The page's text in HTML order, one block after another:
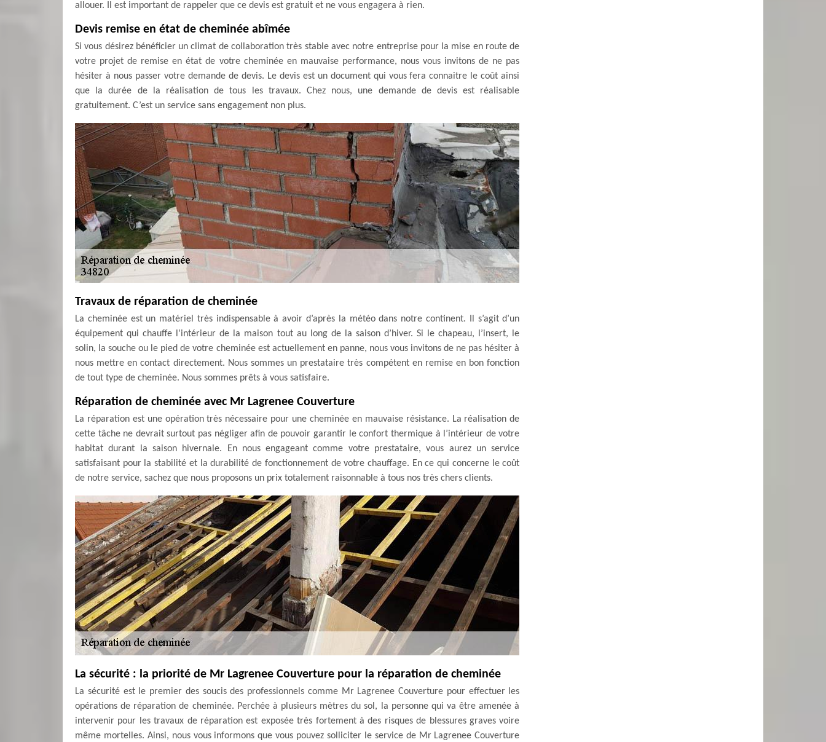
allouer. Il est important de rappeler que ce devis est gratuit et ne vous engagera à rien.
Devis remise en état de cheminée abîmée
Si vous désirez bénéficier un climat de collaboration très stable avec notre entreprise pour la mise en route de
votre projet de remise en état de votre cheminée en mauvaise performance, nous vous invitons de ne pas
hésiter à nous passer votre demande de devis. Le devis est un document qui vous fera connaitre le coût ainsi
que la durée de la réalisation de tous les travaux. Chez nous, une demande de devis est réalisable
gratuitement. C’est un service sans engagement non plus.
Travaux de réparation de cheminée
La cheminée est un matériel très indispensable à avoir d’après la météo dans notre continent. Il s’agit d’un
équipement qui chauffe l’intérieur de la maison tout au long de la saison d’hiver. Si le chapeau, l’insert, le
solin, la souche ou le pied de votre cheminée est actuellement en panne, nous vous invitons de ne pas hésiter à
nous mettre en contact directement. Nous sommes un prestataire très compétent en remise en bon fonction
de tout type de cheminée. Nous sommes prêts à vous satisfaire.
Réparation de cheminée avec Mr Lagrenee Couverture
La réparation est une opération très nécessaire pour une cheminée en mauvaise résistance. La réalisation de
cette tâche ne devrait surtout pas négliger afin de pouvoir garantir le confort thermique à l’intérieur de votre
habitat durant la saison hivernale. En nous engageant comme votre prestataire, vous aurez un service
satisfaisant pour la stabilité et la durabilité de fonctionnement de votre chauffage. En ce qui concerne le coût
de notre service, sachez que nous proposons un prix totalement raisonnable à tous nos très chers clients.
La sécurité : la priorité de Mr Lagrenee Couverture pour la réparation de cheminée
La sécurité est le premier des soucis des professionnels comme Mr Lagrenee Couverture pour effectuer les
opérations de réparation de cheminée. Perchée à plusieurs mètres du sol, la personne qui va être amenée à
intervenir pour les travaux de réparation est exposée très fortement à des risques de blessures graves voire
même mortelles. Ainsi, nous vous informons que vous pouvez solliciter le service de Mr Lagrenee Couverture